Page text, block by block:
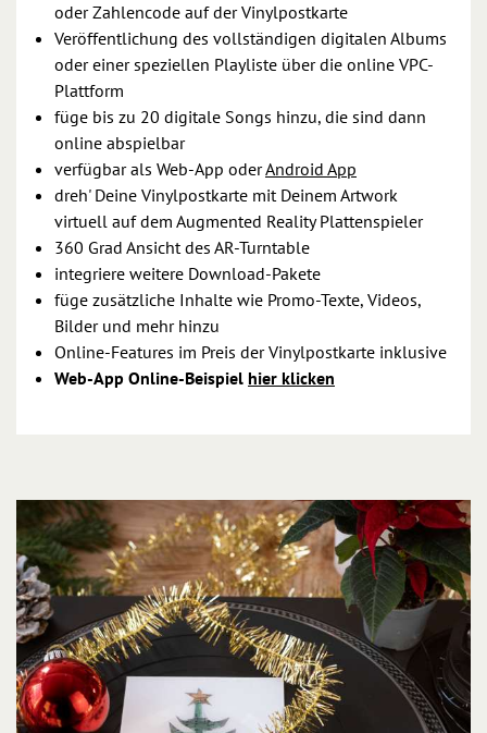
oder Zahlencode auf der Vinylpostkarte
Veröffentlichung des vollständigen digitalen Albums
oder einer speziellen Playliste über die online VPC-
Plattform
füge bis zu 20 digitale Songs hinzu, die sind dann
online abspielbar
verfügbar als Web-App oderAndroid App
dreh' Deine Vinylpostkarte mit Deinem Artwork
virtuell auf dem Augmented Reality Plattenspieler
360 Grad Ansicht des AR-Turntable
integriere weitere Download-Pakete
füge zusätzliche Inhalte wie Promo-Texte, Videos,
Bilder und mehr hinzu
Online-Features im Preis der Vinylpostkarte inklusive
Web-App Online-Beispiel hier klicken